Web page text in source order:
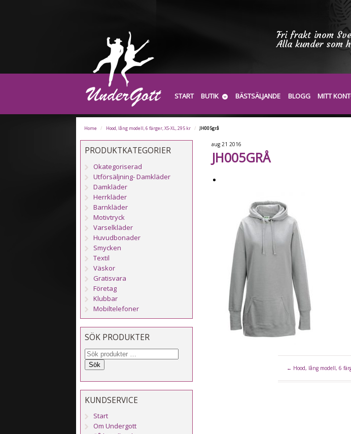
Fri frakt inom
Alla kunder som
START BUTIK BÄSTSÄLJANDE BLOGG MITT
Home / Hood, lång modell, 6 färger, XS-XL, 295 kr / JH005grå
aug 21 2016
JH005GRÅ
← Hood, lång modell, 6
PRODUKTKATEGORIER
Okategoriserad
Utförsäljning- Damkläder
Damkläder
Herrkläder
Barnkläder
Motivtryck
Varselkläder
Huvudbonader
Smycken
Textil
Väskor
Gratisvara
Företag
Klubbar
Mobiltelefoner
SÖK PRODUKTER
Sök
KUNDSERVICE
Start
Om Undergott